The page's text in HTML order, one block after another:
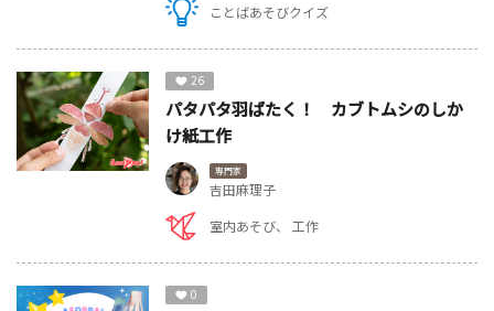
ことばあそびクイズ
26
パタパタ羽ばたく！ カブトムシのしか
け紙工作
専門家
吉田麻理子
室内あそび
工作
0